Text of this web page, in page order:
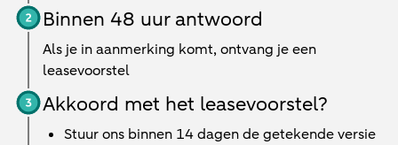
Binnen 48 uur antwoord
Als je in aanmerking komt, ontvang je een
leasevoorstel
Akkoord met het leasevoorstel?
Stuur ons binnen 14 dagen de getekende versie